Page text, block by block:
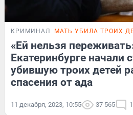
КРИМИНАЛ МАТЬ УБИЛА ТРОИХ
«Ей нельзя
Екатеринбурге начали
убившую троих детей
спасения от ада
11 декабря, 2023, 10:55 37 565